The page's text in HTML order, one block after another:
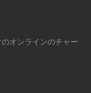
オンラインのチャー